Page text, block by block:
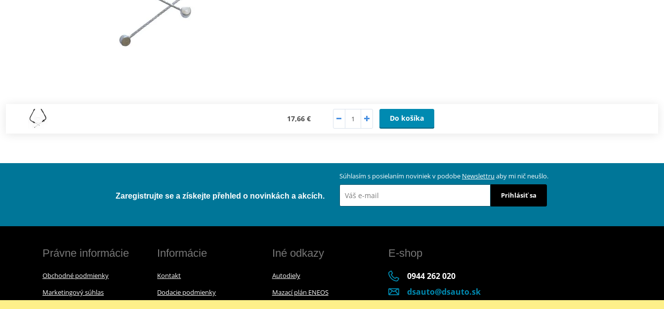
17,66 € Do košíka
Zaregistrujte se a získejte přehled o novinkách a akcích.
Súhlasím s posielaním noviniek v podobe Newslettru aby mi nič neušlo.
Prihlásiť sa
Právne informácie
Obchodné podmienky
Marketingový súhlas
Informácie
Kontakt
Dodacie podmienky
Iné odkazy
Autodiely
Mazací plán ENEOS
E-shop
0944 262 020
dsauto@dsauto.sk